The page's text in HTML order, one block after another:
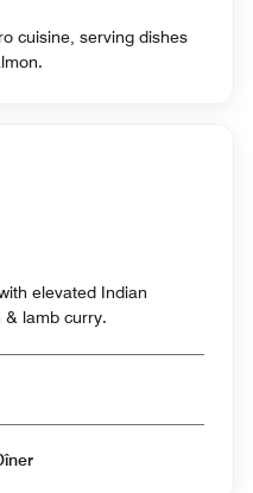
cuisine, serving dishes
elevated Indian
& lamb curry.
pour Déjeuner & Dîner